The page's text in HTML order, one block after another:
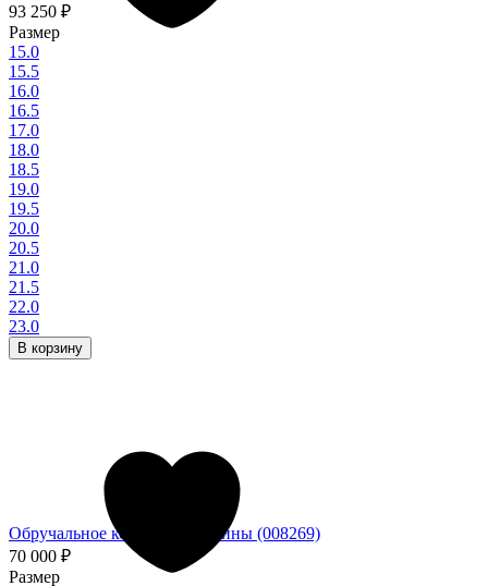
93 250 ₽
Размер
15.0
15.5
16.0
16.5
17.0
18.0
18.5
19.0
19.5
20.0
20.5
21.0
21.5
22.0
23.0
В корзину
Обручальное кольцо из платины (008269)
70 000 ₽
Размер